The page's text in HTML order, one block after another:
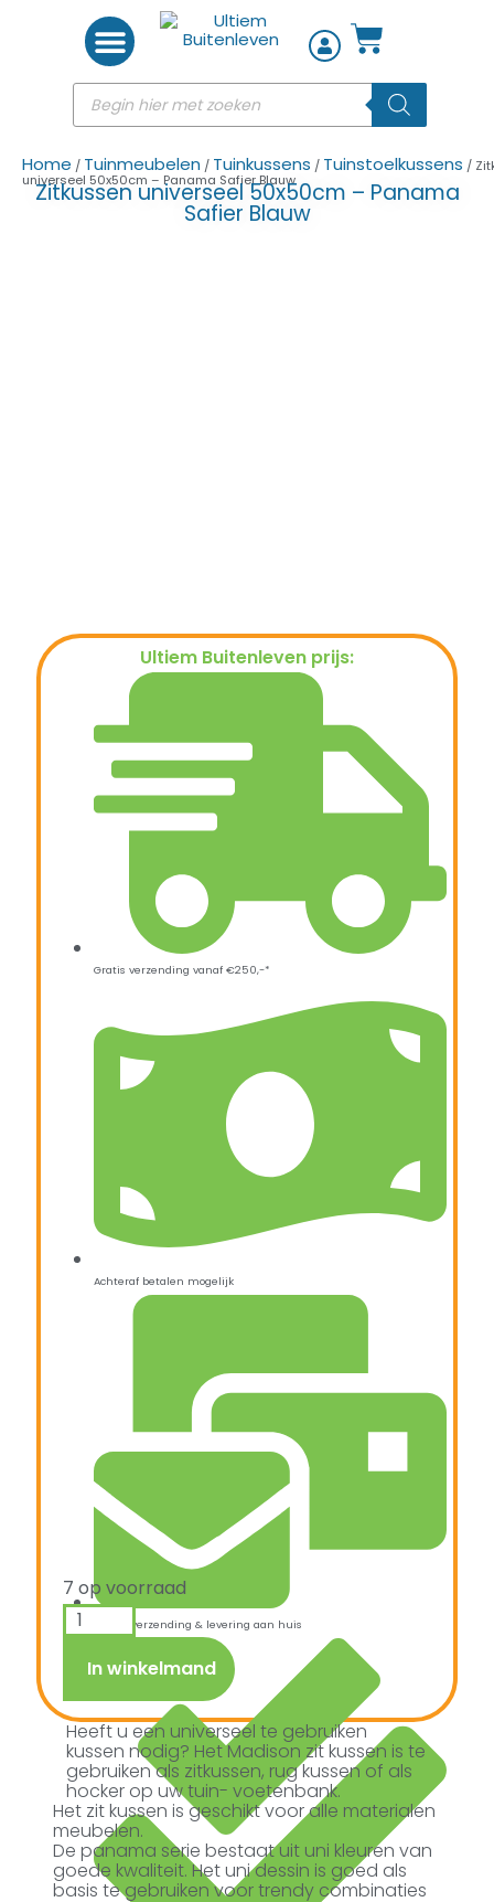
Home / Tuinmeubelen / Tuinkussens / Tuinstoelkussens /
universeel 50x50cm – Panama Safier Blauw
Zitkussen universeel 50x50cm – Panama
Safier Blauw
Ultiem Buitenleven prijs:
Gratis verzending vanaf €250,-*
Achteraf betalen mogelijk
Snelle verzending & levering aan huis
7 op voorraad
In winkelmand
Heeft u een universeel te gebruiken
kussen nodig? Het Madison zit kussen is te
gebruiken als zitkussen, rug kussen of als
hocker op uw tuin- voetenbank.
Het zit kussen is geschikt voor alle materialen
meubelen.
De panama serie bestaat uit uni kleuren van
goede kwaliteit. Het uni dessin is goed als
basis te gebruiken voor trendy combinaties